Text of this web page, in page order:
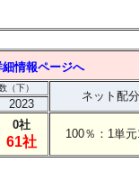
情報ページへ
（下）
ネット配
2023
0社
61社
100％：1単